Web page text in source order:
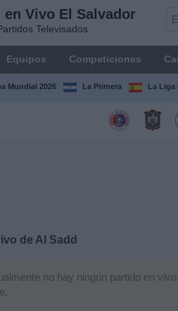
en Vivo El Salvador
Televisados
Equipos Competiciones
Mundial 2026 La Primera La Liga
de Al Sadd
no hay ningún partido en